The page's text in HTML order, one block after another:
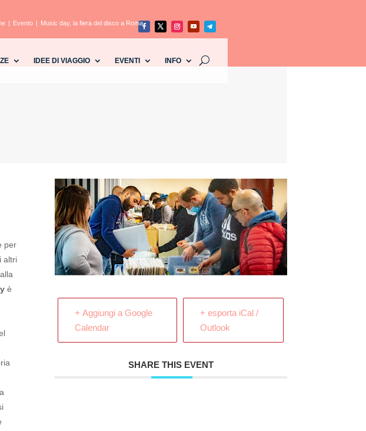
IDEE DI VIAGGIO EVENTI INFO
Evento Music day, la fiera del disco a Roma
per
altri
è
+ Aggiungi a Google
Calendar
+ esporta iCal /
Outlook
SHARE THIS EVENT